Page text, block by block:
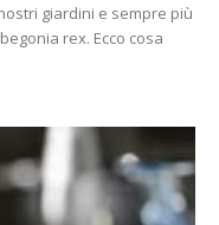
giardini e sempre più
rex. Ecco cosa